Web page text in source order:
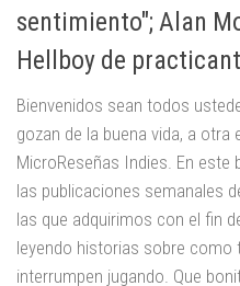
sentimiento"; Alan
Hellboy de
Bienvenidos sean todos
gozan de la buena vida, a otra
MicroReseñas Indies. En este
las publicaciones semanales
las que adquirimos con el fin
leyendo historias sobre como
interrumpen jugando. Que